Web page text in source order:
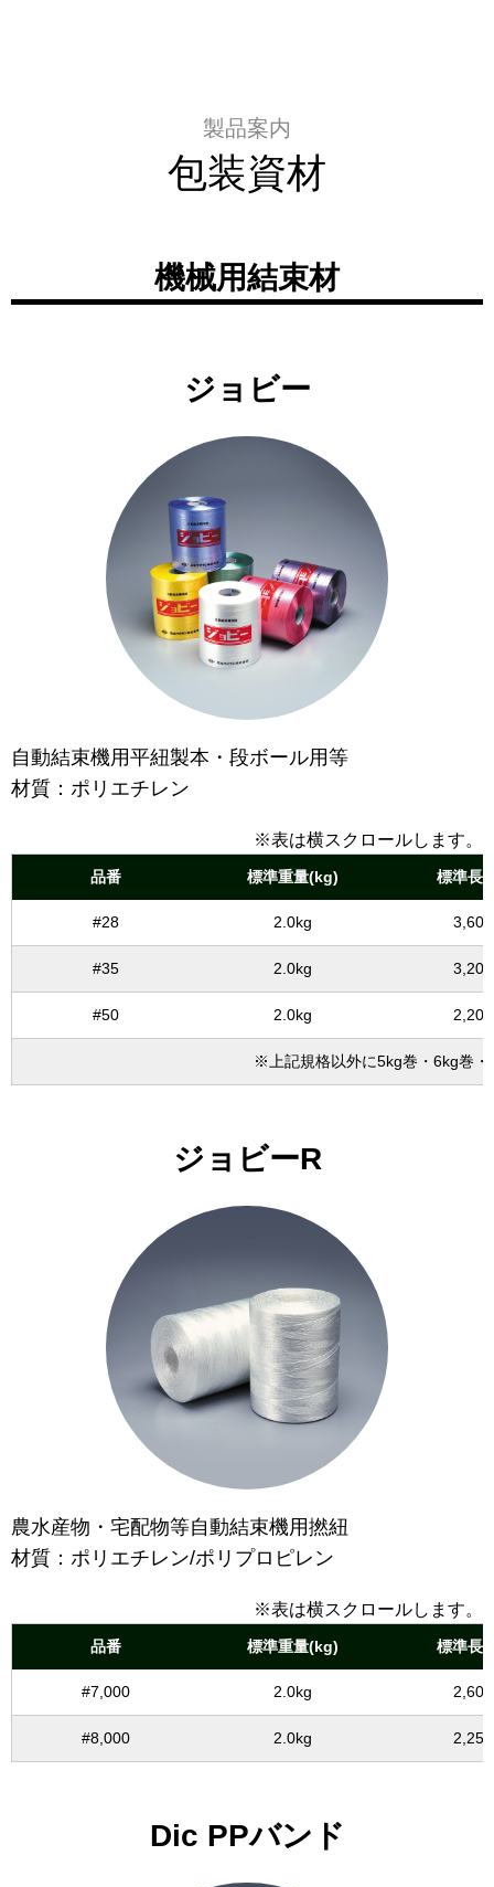
製品案内
包装資材
機械用結束材
ジョビー
自動結束機用平紐製本・段ボール用等
材質：ポリエチレン
※表は横スクロールします。
品番 標準重量(kg) 標準長
#28 2.0kg
#35 2.0kg
#50 2.0kg
※上記規格以外に5kg巻・6kg巻
ジョビーR
農水産物・宅配物等自動結束機用撚紐
材質：ポリエチレン/ポリプロピレン
※表は横スクロールします。
品番 標準重量(kg) 標準長
#7,000 2.0kg
#8,000 2.0kg
Dic PPバンド